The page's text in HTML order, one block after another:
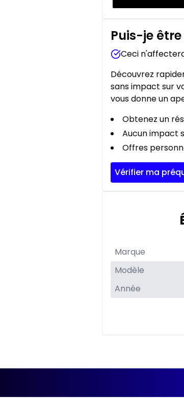
Puis-je être
Ceci
Découvrez
sans impact sur
vous donne un
Obtenez un
Aucun impact
Offres
Vérifier ma